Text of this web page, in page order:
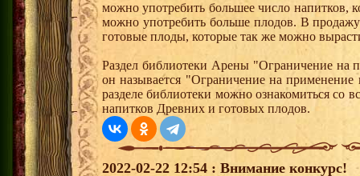
можно употребить большее число напитков,
можно употребить больше плодов. В
готовые плоды, которые так же можно
Раздел библиотеки Арены "Ограничение на
он называется "Ограничение на
разделе библиотеки можно ознакомиться со
напитков Древних и готовых плодов.
2022-02-22 12:54 : Внимание конкурс!